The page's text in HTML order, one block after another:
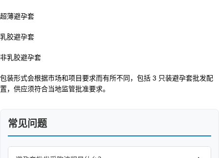
超薄避孕套
乳胶避孕套
非乳胶避孕套
包装形式会根据市场和项目要求而有所不同，包括 3 只装避孕套批发配
置，供应须符合当地监管批准要求。
常见问题